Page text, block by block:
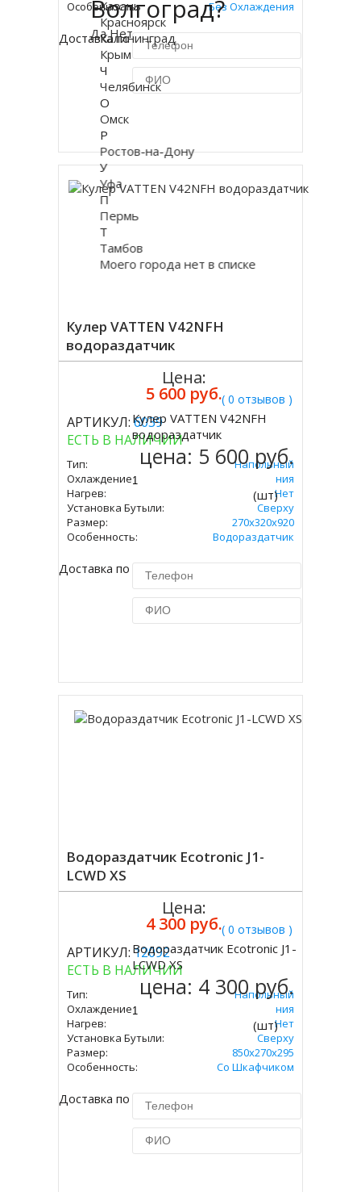
Особенность: Без Охлаждения
Доставка по Москве 450 руб.
Кулер VATTEN V42NFH
водораздатчик
( 0 отзывов )
АРТИКУЛ:6039
ЕСТЬ В НАЛИЧИИ
Тип:
Напольный
Охлаждение:
Без Охлаждения
Нагрев:
Нет
Установка Бутыли:
Сверху
Размер:
270х320х920
Особенность:
Водораздатчик
Доставка по Москве 450 руб.
Цена:
5 600 руб.
Купить
Кулер VATTEN V42NFH
водораздатчик
цена: 5 600 руб.
(шт)
Водораздатчик Ecotronic J1-
LCWD XS
( 0 отзывов )
АРТИКУЛ:12092
ЕСТЬ В НАЛИЧИИ
Тип:
Напольный
Охлаждение:
Без Охлаждения
Нагрев:
Нет
Установка Бутыли:
Сверху
Размер:
850x270x295
Особенность:
Со Шкафчиком
Доставка по Москве 450 руб.
Цена:
4 300 руб.
Купить
Водораздатчик Ecotronic J1-
LCWD XS
цена: 4 300 руб.
(шт)
Волгоград?
Да Нет
Казань
Красноярск
Калининград
Крым
Ч
Челябинск
О
Омск
Р
Ростов-на-Дону
У
Уфа
П
Пермь
Т
Тамбов
Моего города нет в списке